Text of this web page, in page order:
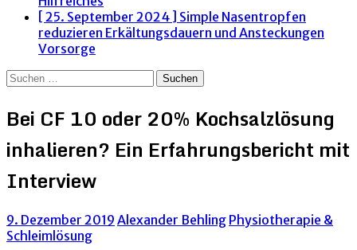
[ 25. September 2024 ] Simple Nasentropfen
reduzieren Erkältungsdauern und Ansteckungen
Vorsorge
Suchen
Bei CF 10 oder 20% Kochsalzlösung
inhalieren? Ein Erfahrungsbericht mit
Interview
9. Dezember 2019 Alexander Behling Physiotherapie &
Schleimlösung